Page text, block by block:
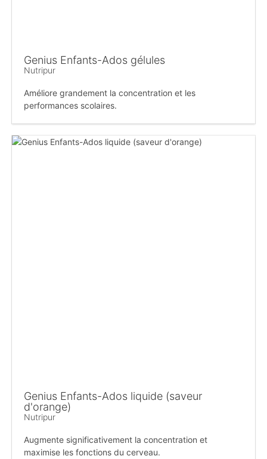
Genius Enfants-Ados gélules
Nutripur
Améliore grandement la concentration et les
performances scolaires.
Genius Enfants-Ados liquide (saveur
d'orange)
Nutripur
Augmente significativement la concentration et
maximise les fonctions du cerveau.